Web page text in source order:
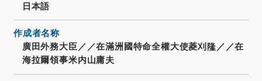
日本語
作成者名称
廣田外務大臣／／在滿洲國特命全權大使菱刈隆／／在
海拉爾領事米内山庸夫